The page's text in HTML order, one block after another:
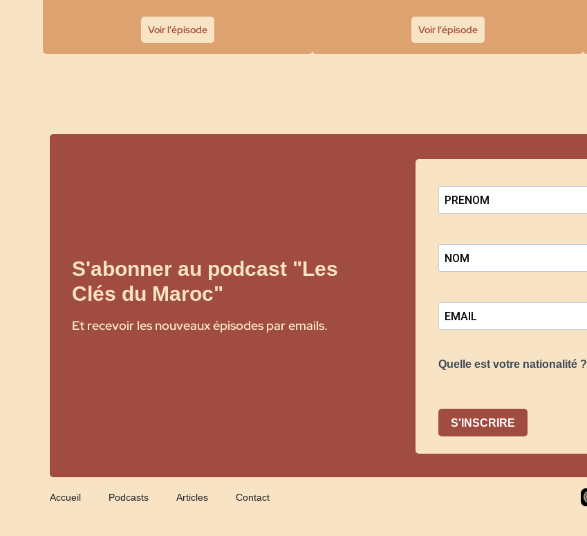
Voir l'épisode Voir l'épisode
S'abonner au podcast "Les
Clés du Maroc"
Et recevoir les nouveaux épisodes par emails.
Quelle est votre nationalité ?
S'INSCRIRE
Accueil Podcasts Articles Contact